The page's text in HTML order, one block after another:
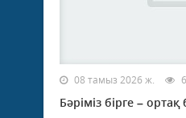
08 тамыз 2026 ж.
Бәріміз бірге –